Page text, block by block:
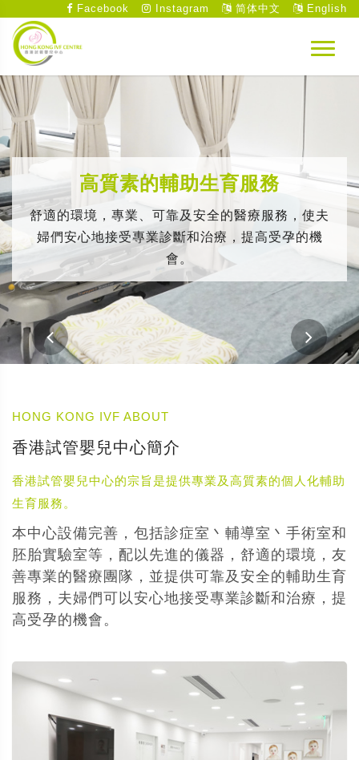
Facebook Instagram 简体中文 English
高質素的輔助生育服務
舒適的環境，專業、可靠及安全的醫療服務，使夫
婦們安心地接受專業診斷和治療，提高受孕的機
會。
HONG KONG IVF ABOUT
香港試管嬰兒中心簡介
香港試管嬰兒中心的宗旨是提供專業及高質素的個人化輔助
生育服務。
本中心設備完善，包括診症室丶輔導室丶手術室和
胚胎實驗室等，配以先進的儀器，舒適的環境，友
善專業的醫療團隊，並提供可靠及安全的輔助生育
服務，夫婦們可以安心地接受專業診斷和治療，提
高受孕的機會。